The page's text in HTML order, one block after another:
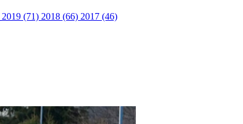
2019 (71) 2018 (66) 2017 (46)